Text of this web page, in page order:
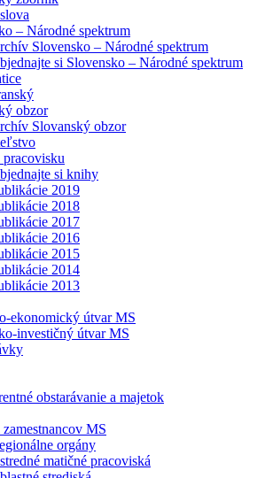
– Národné spektrum
Slovensko – Národné spektrum
si Slovensko – Národné spektrum
obzor
Slovanský obzor
pracovisku
si knihy
2019
2018
2017
2016
2015
2014
2013
ekonomický útvar MS
investičný útvar MS
obstarávanie a majetok
MS
orgány
matičné pracoviská